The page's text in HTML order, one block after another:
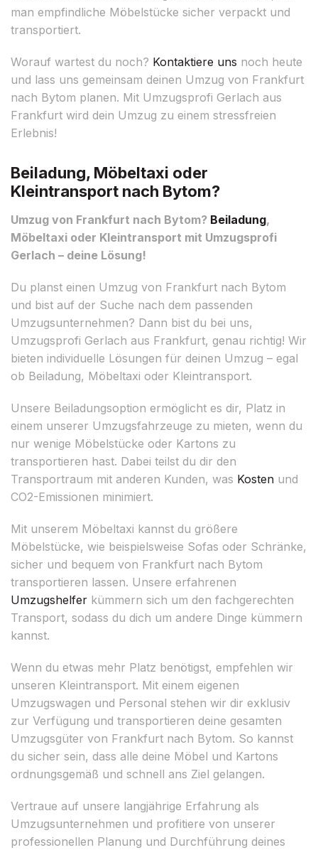
man empfindliche Möbelstücke sicher verpackt und
transportiert.
Worauf wartest du noch? Kontaktiere uns noch heute
und lass uns gemeinsam deinen Umzug von Frankfurt
nach Bytom planen. Mit Umzugsprofi Gerlach aus
Frankfurt wird dein Umzug zu einem stressfreien
Erlebnis!
Beiladung, Möbeltaxi oder
Kleintransport nach Bytom?
Umzug von Frankfurt nach Bytom? Beiladung,
Möbeltaxi oder Kleintransport mit Umzugsprofi
Gerlach – deine Lösung!
Du planst einen Umzug von Frankfurt nach Bytom
und bist auf der Suche nach dem passenden
Umzugsunternehmen? Dann bist du bei uns,
Umzugsprofi Gerlach aus Frankfurt, genau richtig! Wir
bieten individuelle Lösungen für deinen Umzug – egal
ob Beiladung, Möbeltaxi oder Kleintransport.
Unsere Beiladungsoption ermöglicht es dir, Platz in
einem unserer Umzugsfahrzeuge zu mieten, wenn du
nur wenige Möbelstücke oder Kartons zu
transportieren hast. Dabei teilst du dir den
Transportraum mit anderen Kunden, was Kosten und
CO2-Emissionen minimiert.
Mit unserem Möbeltaxi kannst du größere
Möbelstücke, wie beispielsweise Sofas oder Schränke,
sicher und bequem von Frankfurt nach Bytom
transportieren lassen. Unsere erfahrenen
Umzugshelfer kümmern sich um den fachgerechten
Transport, sodass du dich um andere Dinge kümmern
kannst.
Wenn du etwas mehr Platz benötigst, empfehlen wir
unseren Kleintransport. Mit einem eigenen
Umzugswagen und Personal stehen wir dir exklusiv
zur Verfügung und transportieren deine gesamten
Umzugsgüter von Frankfurt nach Bytom. So kannst
du sicher sein, dass alle deine Möbel und Kartons
ordnungsgemäß und schnell ans Ziel gelangen.
Vertraue auf unsere langjährige Erfahrung als
Umzugsunternehmen und profitiere von unserer
professionellen Planung und Durchführung deines